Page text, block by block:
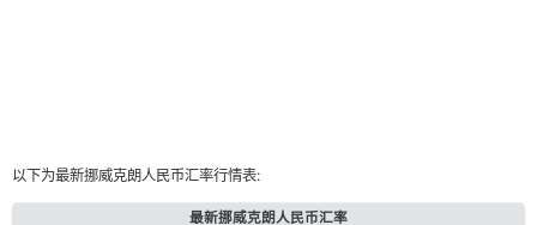
以下为最新挪威克朗人民币汇率行情表:
最新挪威克朗人民币汇率